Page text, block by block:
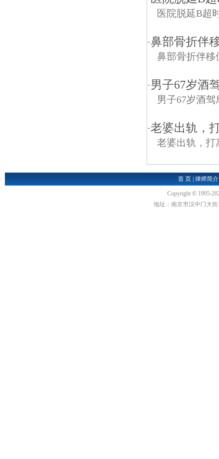
医院脱延B超
·鼻部骨折伴
鼻部骨折伴移
·男子67岁酒
男子67岁酒
·老婆出轨，
老婆出轨，打
首 页 |律师简介
Copyright © 1995-
地址：南京市汉中门大街